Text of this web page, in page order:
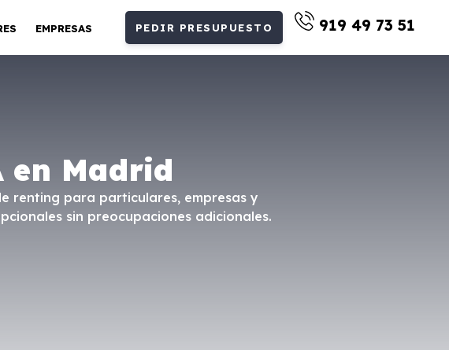
EMPRESAS PEDIR PRESUPUESTO 919 49 73 51
en Madrid
renting para particulares, empresas y
sin preocupaciones adicionales.